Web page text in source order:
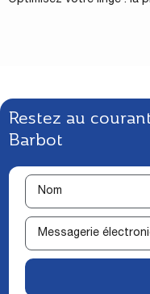
Restez au
Barbot